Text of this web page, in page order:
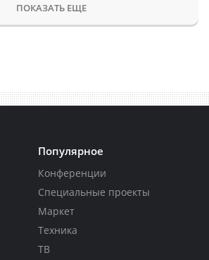
ПОКАЗАТЬ ЕЩЕ
Популярное
Конференции
Специальные проекты
Маркет
Техника
ТВ